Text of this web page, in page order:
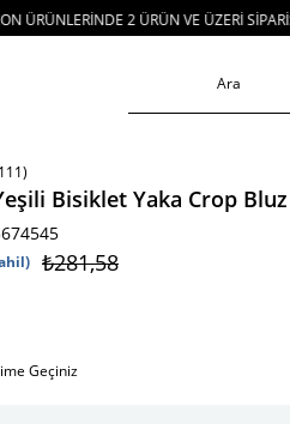
ÜRÜN VE ÜZERI SIPARIŞLERDE SEPETTE
Bisiklet Yaka Crop Bluz
₺281,58
Geçiniz